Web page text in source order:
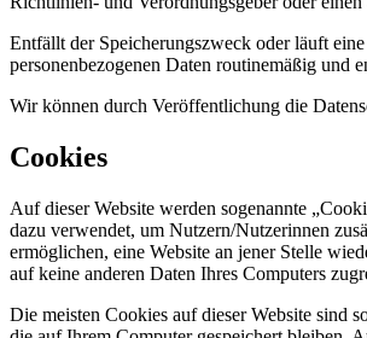
Entfällt der Speicherungszweck oder läuft
personenbezogenen Daten routinemäßig und
Wir können durch Veröffentlichung die
Cookies
Auf dieser Website werden sogenannte
dazu verwendet, um Nutzern/Nutzerinnen
ermöglichen, eine Website an jener Stelle
auf keine anderen Daten Ihres Computers
Die meisten Cookies auf dieser Website sind